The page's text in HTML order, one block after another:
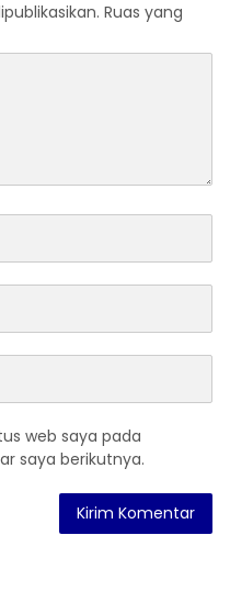
Ruas yang
web saya pada
saya berikutnya.